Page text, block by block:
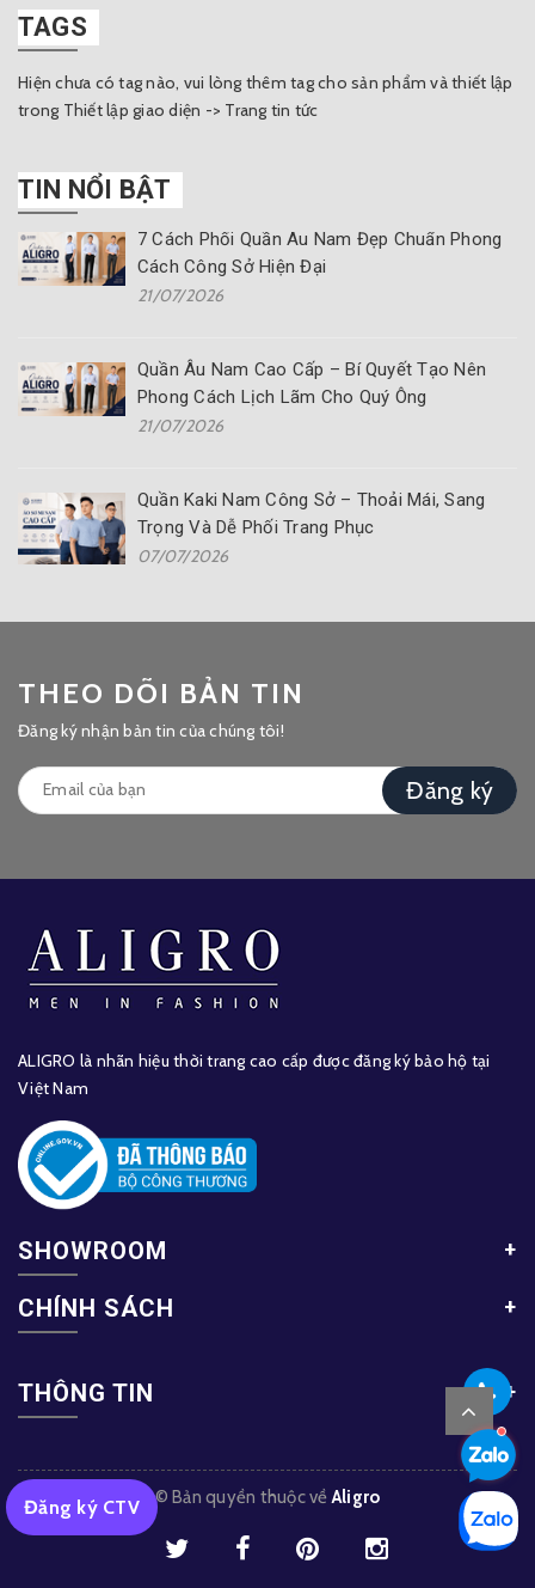
TAGS
Hiện chưa có tag nào, vui lòng thêm tag cho sản phẩm và thiết lập
trong Thiết lập giao diện -> Trang tin tức
TIN NỔI BẬT
7 Cách Phối Quần Âu Nam Đẹp Chuẩn Phong
Cách Công Sở Hiện Đại
21/07/2026
Quần Âu Nam Cao Cấp – Bí Quyết Tạo Nên
Phong Cách Lịch Lãm Cho Quý Ông
21/07/2026
Quần Kaki Nam Công Sở – Thoải Mái, Sang
Trọng Và Dễ Phối Trang Phục
07/07/2026
THEO DÕI BẢN TIN
Đăng ký nhận bản tin của chúng tôi!
Đăng ký
ALIGRO là nhãn hiệu thời trang cao cấp được đăng ký bảo hộ tại
Việt Nam
SHOWROOM
CHÍNH SÁCH
THÔNG TIN
© Bản quyền thuộc vềAligro
Đăng ký CTV